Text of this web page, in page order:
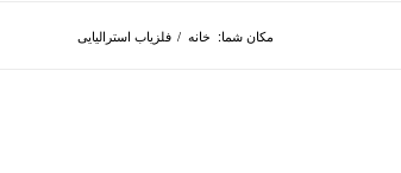
مکان شما: خانه / فلزیاب استرالیایی